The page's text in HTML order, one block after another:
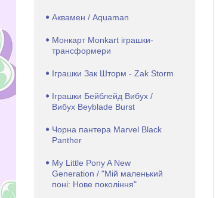
Аквамен / Aquaman
Монкарт Monkart іграшки-
трансформери
Іграшки Зак Шторм - Zak Storm
Іграшки Бейблейд Вибух /
Вибух Beyblade Burst
Чорна пантера Marvel Black
Panther
My Little Pony A New
Generation / "Мій маленький
поні: Нове покоління"